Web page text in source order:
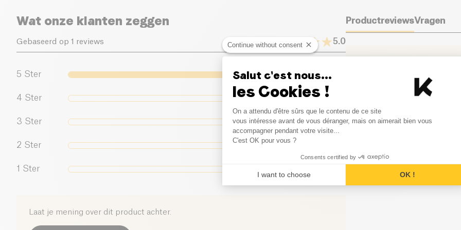
Eiwitten (g)
Zout (g)
Oeganda, Tanzania
Aromatische kruiden:
Wat onze klanten zeggen
Gebaseerd op 1 reviews 5.0
5 Ster 1 Reviews
4 Ster 0 Reviews
3 Ster 0 Reviews
2 Ster
1 Ster
Laat je mening over dit product achter.
ProductreviewsVragen
Het lijkt erop dat nog
product. Wees de eerste
Continue without consent
Salut c'est nous...
les Cookies !
Consent Management
On a attendu d'être sûrs que le contenu de ce site
vous intéresse avant de vous déranger, mais on aimerait bien vous
accompagner pendant votre visite...
C'est OK pour vous ?
Consents certified by
I want to choose OK !
Axeptio consent